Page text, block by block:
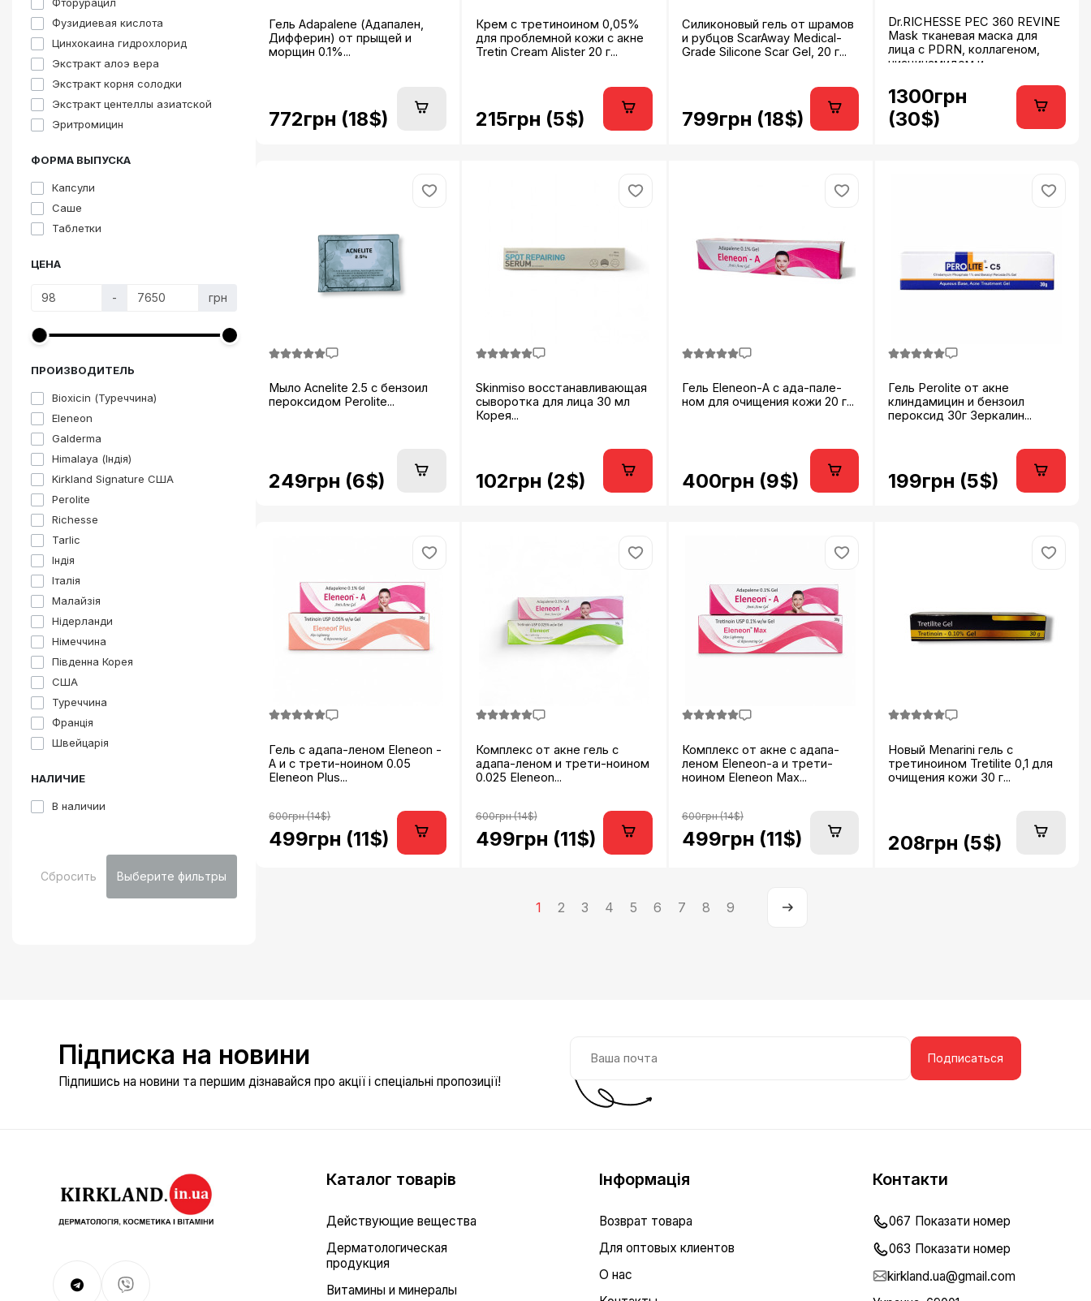
Фузидиевая кислота
Цинхокаина гидрохлорид
Экстракт алоэ вера
Экстракт корня солодки
Экстракт центеллы азиатской
Эритромицин
ФОРМА ВЫПУСКА
Капсули
Саше
Таблетки
ЦЕНА
- грн
ПРОИЗВОДИТЕЛЬ
Bioxicin (Туреччина)
Eleneon
Galderma
Himalaya (Індія)
Kirkland Signature США
Perolite
Richesse
Tarlic
Індія
Італія
Малайзія
Нідерланди
Німеччина
Південна Корея
США
Туреччина
Франція
Швейцарія
НАЛИЧИЕ
В наличии
Сбросить Выберите фильтры
Гель Adapalene (Адапален,
Дифферин) от прыщей и
морщин 0.1%...
772грн (18$)
Крем с третиноином 0,05%
для проблемной кожи с акне
Tretin Cream Alister 20 г...
215грн (5$)
Силиконовый гель от шрамов
и рубцов ScarAway Medical-
Grade Silicone Scar Gel, 20 г...
799грн (18$)
Dr.RICHESSE PEC 360 REVINE
Mask тканевая маска для
лица с PDRN, коллагеном,
ниацинамидом и
5 шт...
1300грн
(30$)
Мыло Acnelite 2.5 с бензоил
пероксидом Perolite...
249грн (6$)
Skinmiso восстанавливающая
сыворотка для лица 30 мл
Корея...
102грн (2$)
Гель Eleneon-A с ада-пале-
ном для очищения кожи 20 г...
400грн (9$)
Гель Perolite от акне
клиндамицин и бензоил
пероксид 30г Зеркалин...
199грн (5$)
Гель с адапа-леном Eleneon -
A и с трети-ноином 0.05
Eleneon Plus...
600грн (14$)
499грн (11$)
Комплекс от акне гель с
адапа-леном и трети-ноином
0.025 Eleneon...
600грн (14$)
499грн (11$)
Комплекс от акне с адапа-
леном Eleneon-a и трети-
ноином Eleneon Max...
600грн (14$)
499грн (11$)
Новый Menarini гель с
третиноином Tretilite 0,1 для
очищения кожи 30 г...
208грн (5$)
1 2 3 4 5 6 7 8 9
Підписка на новини
Підпишись на новини та першим дізнавайся про акції і спеціальні пропозиції!
Подписаться
Каталог товарів
Действующие вещества
Дерматологическая
продукция
Витамины и минералы
Інформація
Возврат товара
Для оптовых клиентов
О нас
Контакти
067 Показати номер
063 Показати номер
kirkland.ua@gmail.com